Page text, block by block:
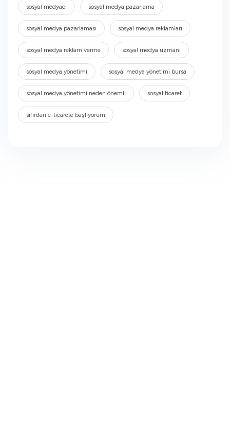
sosyal medyacı sosyal medya pazarlama
sosyal medya pazarlaması sosyal medya reklamları
sosyal medya reklam verme sosyal medya uzmanı
sosyal medya yönetimi sosyal medya yönetimi bursa
sosyal medya yönetimi neden önemli sosyal ticaret
sıfırdan e-ticarete başlıyorum